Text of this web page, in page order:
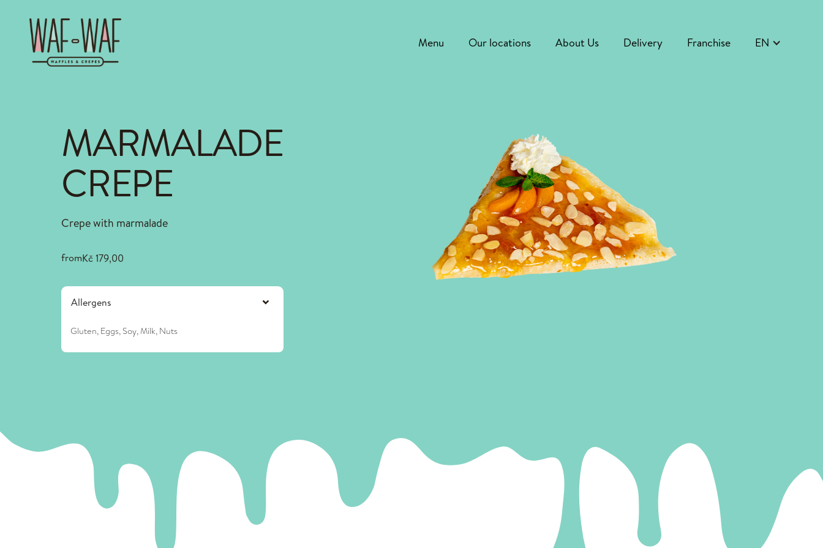
Menu Our locations About Us Delivery Franchise EN
MARMALADE
CREPE
Crepe with marmalade
fromKč 179,00
Allergens
Gluten, Eggs, Soy, Milk, Nuts